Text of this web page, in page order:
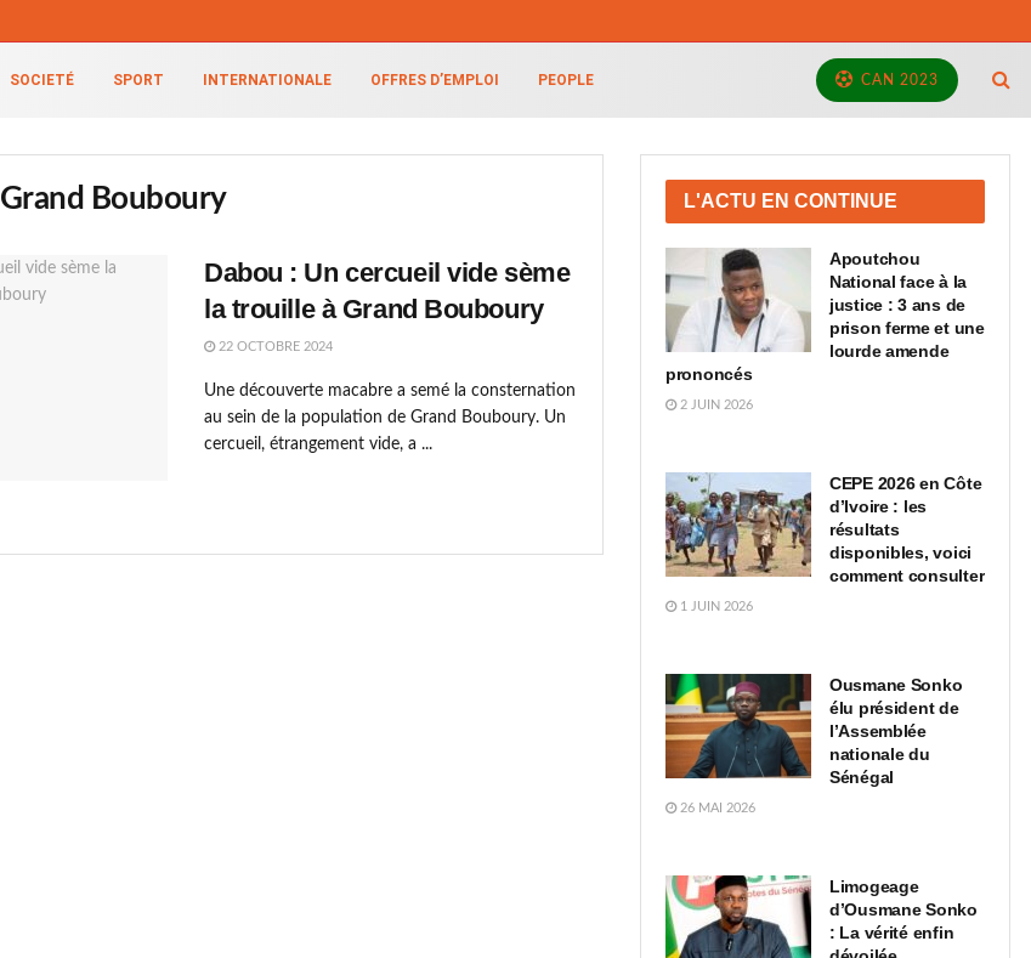
SOCIETÉ SPORT INTERNATIONALE OFFRES D’EMPLOI PEOPLE CAN 2023
Grand Bouboury
Dabou : Un cercueil vide sème
la trouille à Grand Bouboury
22 OCTOBRE 2024
Une découverte macabre a semé la consternation
au sein de la population de Grand Bouboury. Un
cercueil, étrangement vide, a ...
L'ACTU EN CONTINUE
Apoutchou
National face à la
justice : 3 ans de
prison ferme et une
lourde amende
prononcés
2 JUIN 2026
CEPE 2026 en Côte
d’Ivoire : les
résultats
disponibles, voici
comment consulter
1 JUIN 2026
Ousmane Sonko
élu président de
l’Assemblée
nationale du
Sénégal
26 MAI 2026
Limogeage
d’Ousmane Sonko
: La vérité enfin